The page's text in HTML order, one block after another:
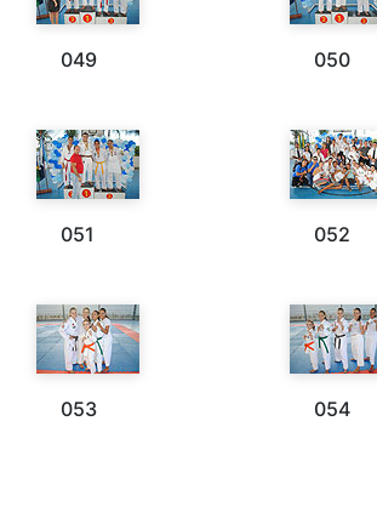
049 050
051 052
053 054